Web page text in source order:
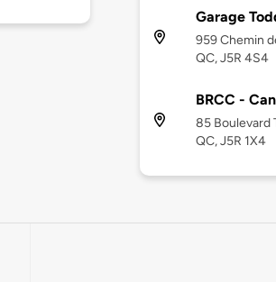
Garage
959 Chemin
QC, J5R 4S4
BRCC -
85 Boulevard
QC, J5R 1X4